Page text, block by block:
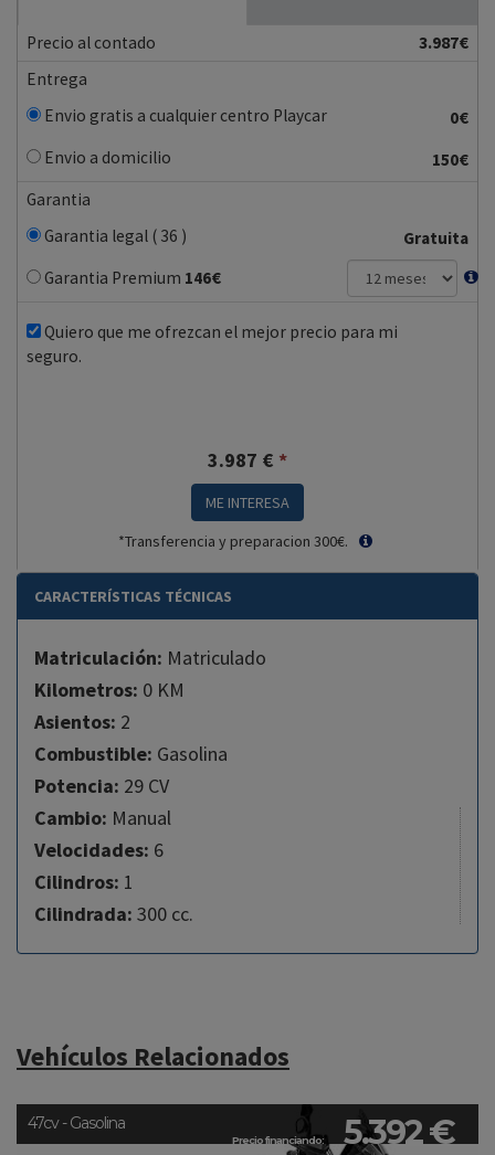
Precio al contado
3.987€
Entrega
Envio gratis a cualquier centro Playcar
0€
Envio a domicilio
150€
Garantia
Garantia legal ( 36 )
Gratuita
Garantia Premium 146€
Quiero que me ofrezcan el mejor precio para mi
seguro.
3.987 € *
ME INTERESA
*Transferencia y preparacion 300€.
CARACTERÍSTICAS TÉCNICAS
Matriculación: Matriculado
Kilometros: 0 KM
Asientos: 2
Combustible: Gasolina
Potencia: 29 CV
Cambio: Manual
Velocidades: 6
Cilindros: 1
Cilindrada: 300 cc.
Vehículos Relacionados
Precio financiando: 5.392 €
47cv - Gasolina